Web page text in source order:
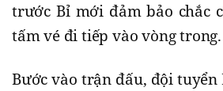
trước Bỉ mới đảm bảo chắc
tấm vé đi tiếp vào vòng trong.
Bước vào trận đấu, đội tuyển